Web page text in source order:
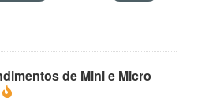
de Mini e Micro